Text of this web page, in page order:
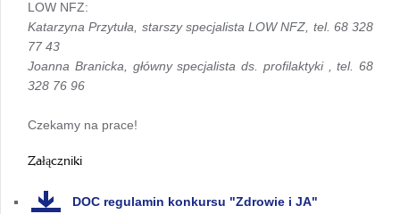
LOW NFZ:
Katarzyna Przytuła, starszy specjalista LOW NFZ, tel. 68 328
77 43
Joanna Branicka, główny specjalista ds. profilaktyki , tel. 68
328 76 96
Czekamy na prace!
Załączniki
DOC regulamin konkursu "Zdrowie i JA"